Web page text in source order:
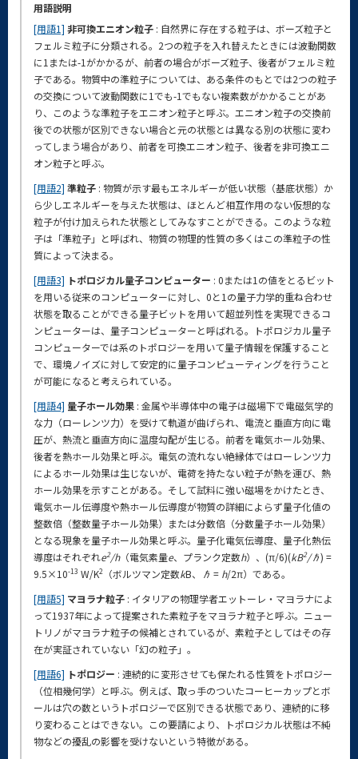
用語説明
[用語1] 非可換エニオン粒子 : 自然界に存在する粒子は、ボーズ粒子と
フェルミ粒子に分類される。2つの粒子を入れ替えたときには波動関数
に1または-1がかかるが、前者の場合がボーズ粒子、後者がフェルミ粒
子である。物質中の準粒子については、ある条件のもとでは2つの粒子
の交換について波動関数に1でも-1でもない複素数がかかることがあ
り、このような準粒子をエニオン粒子と呼ぶ。エニオン粒子の交換前
後での状態が区別できない場合と元の状態とは異なる別の状態に変わ
ってしまう場合があり、前者を可換エニオン粒子、後者を非可換エニ
オン粒子と呼ぶ。
[用語2] 準粒子 : 物質が示す最もエネルギーが低い状態（基底状態）か
ら少しエネルギーを与えた状態は、ほとんど相互作用のない仮想的な
粒子が付け加えられた状態としてみなすことができる。このような粒
子は「準粒子」と呼ばれ、物質の物理的性質の多くはこの準粒子の性
質によって決まる。
[用語3] トポロジカル量子コンピューター : 0または1の値をとるビット
を用いる従来のコンピューターに対し、0と1の量子力学的重ね合わせ
状態を取ることができる量子ビットを用いて超並列性を実現できるコ
ンピューターは、量子コンピューターと呼ばれる。トポロジカル量子
コンピューターでは系のトポロジーを用いて量子情報を保護すること
で、環境ノイズに対して安定的に量子コンピューティングを行うこと
が可能になると考えられている。
[用語4] 量子ホール効果 : 金属や半導体中の電子は磁場下で電磁気学的
な力（ローレンツ力）を受けて軌道が曲げられ、電流と垂直方向に電
圧が、熱流と垂直方向に温度勾配が生じる。前者を電気ホール効果、
後者を熱ホール効果と呼ぶ。電気の流れない絶縁体ではローレンツ力
によるホール効果は生じないが、電荷を持たない粒子が熱を運び、熱
ホール効果を示すことがある。そして試料に強い磁場をかけたとき、
電気ホール伝導度や熱ホール伝導度が物質の詳細によらず量子化値の
整数倍（整数量子ホール効果）または分数倍（分数量子ホール効果）
となる現象を量子ホール効果と呼ぶ。量子化電気伝導度、量子化熱伝
導度はそれぞれe2/h（電気素量e、プランク定数h）、(π/6)(kB2/ℏ) =
9.5×10-13 W/K2 （ボルツマン定数kB、 ℏ = h/2π）である。
[用語5] マヨラナ粒子 : イタリアの物理学者エットーレ・マヨラナによ
って1937年によって提案された素粒子をマヨラナ粒子と呼ぶ。ニュー
トリノがマヨラナ粒子の候補とされているが、素粒子としてはその存
在が実証されていない「幻の粒子」。
[用語6] トポロジー : 連続的に変形させても保たれる性質をトポロジー
（位相幾何学）と呼ぶ。例えば、取っ手のついたコーヒーカップとボ
ールは穴の数というトポロジーで区別できる状態であり、連続的に移
り変わることはできない。この要請により、トポロジカル状態は不純
物などの擾乱の影響を受けないという特徴がある。